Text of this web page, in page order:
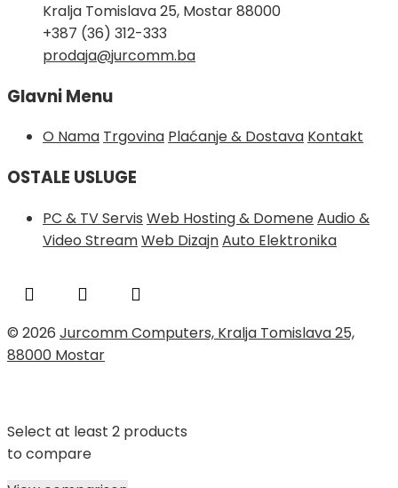
Kralja Tomislava 25, Mostar 88000
+387 (36) 312-333
prodaja@jurcomm.ba
Glavni Menu
O Nama Trgovina Plaćanje & Dostava Kontakt
OSTALE USLUGE
PC & TV Servis Web Hosting & DomeneAudio &
Video StreamWeb DizajnAuto Elektronika
© 2026 Jurcomm Computers, Kralja Tomislava 25,
88000 Mostar
Select at least 2 products
to compare